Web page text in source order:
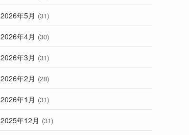
2026年5月 (31)
2026年4月 (30)
2026年3月 (31)
2026年2月 (28)
2026年1月 (31)
2025年12月 (31)